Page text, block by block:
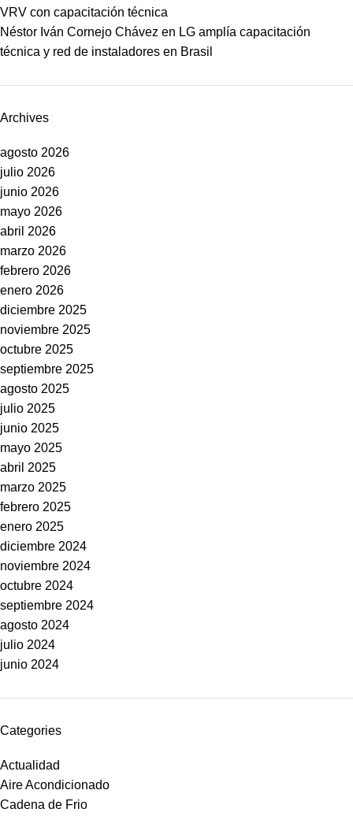
VRV con capacitación técnica
Néstor Iván Cornejo Chávez en LG amplía capacitación
técnica y red de instaladores en Brasil
Archives
agosto 2026
julio 2026
junio 2026
mayo 2026
abril 2026
marzo 2026
febrero 2026
enero 2026
diciembre 2025
noviembre 2025
octubre 2025
septiembre 2025
agosto 2025
julio 2025
junio 2025
mayo 2025
abril 2025
marzo 2025
febrero 2025
enero 2025
diciembre 2024
noviembre 2024
octubre 2024
septiembre 2024
agosto 2024
julio 2024
junio 2024
Categories
Actualidad
Aire Acondicionado
Cadena de Frio